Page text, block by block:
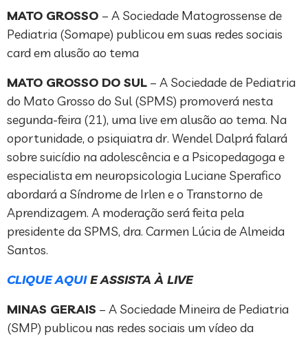
MATO GROSSO – A Sociedade Matogrossense de
Pediatria (Somape) publicou em suas redes sociais
card em alusão ao tema
MATO GROSSO DO SUL – A Sociedade de Pediatria
do Mato Grosso do Sul (SPMS) promoverá nesta
segunda-feira (21), uma live em alusão ao tema. Na
oportunidade, o psiquiatra dr. Wendel Dalprá falará
sobre suicídio na adolescência e a Psicopedagoga e
especialista em neuropsicologia Luciane Sperafico
abordará a Síndrome de Irlen e o Transtorno de
Aprendizagem. A moderação será feita pela
presidente da SPMS, dra. Carmen Lúcia de Almeida
Santos.
CLIQUE AQUIE ASSISTA À LIVE
MINAS GERAIS – A Sociedade Mineira de Pediatria
(SMP) publicou nas redes sociais um vídeo da